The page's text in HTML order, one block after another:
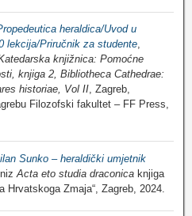
heraldica/Uvod u
lekcija/Priručnik za studente,
knjižnica: Pomoćne
knjiga 2, Bibliotheca Cathedrae:
historiae, Vol II, Zagreb,
Filozofski fakultet – FF Press,
Sunko – heraldički umjetnik
, niz Acta eto studia draconica knjiga
Hrvatskoga Zmaja“, Zagreb, 2024.